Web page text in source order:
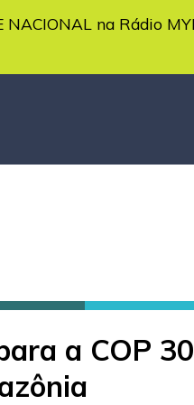
NACIONAL na Rádio
a COP